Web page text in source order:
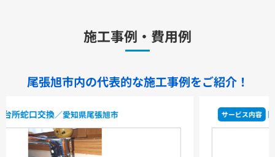
TKS05321Z TKS05305JA TKS05305ZA
TKS05301J TKS05311J TKS05310J
洗面化粧台用水栓金具
TLN32TEFRZ
TLHG31AEFR TLHG31AEFZ
TLHG30EGZ
TLS05301J TLS05301Z TLG05301J
TLG05301Z
TLC32ER TLC32ERZ
施工事例・費用例
尾張旭市内の代表的な施工事例をご紹介！
サービス内容 トイレ交換